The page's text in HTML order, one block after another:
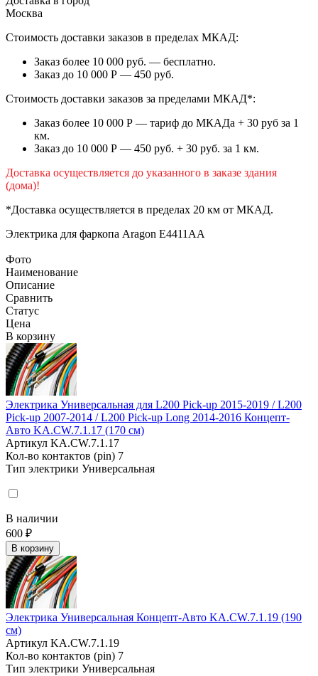
Москва
Стоимость доставки заказов в пределах МКАД:
Заказ более 10 000 руб. — бесплатно.
Заказ до 10 000 Р — 450 руб.
Стоимость доставки заказов за пределами МКАД*:
Заказ более 10 000 Р — тариф до МКАДа + 30 руб за 1
км.
Заказ до 10 000 Р — 450 руб. + 30 руб. за 1 км.
Доставка осуществляется до указанного в заказе здания
(дома)!
*Доставка осуществляется в пределах 20 км от МКАД.
Электрика для фаркопа Aragon E4411AA
Фото
Наименование
Описание
Сравнить
Статус
Цена
В корзину
Электрика Универсальная для L200 Pick-up 2015-2019 / L200
Pick-up 2007-2014 / L200 Pick-up Long 2014-2016 Концепт-
Авто KA.CW.7.1.17 (170 см)
Артикул KA.CW.7.1.17
Кол-во контактов (pin) 7
Тип электрики Универсальная
В наличии
600 ₽
В корзину
Электрика Универсальная Концепт-Авто KA.CW.7.1.19 (190
см)
Артикул KA.CW.7.1.19
Кол-во контактов (pin) 7
Тип электрики Универсальная